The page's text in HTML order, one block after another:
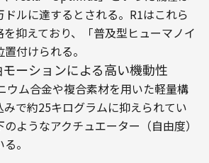
ルに達するとされる。R1はこれら
抑えており、「普及型ヒューマノイ
付けられる。
ーションによる高い機動性
ウム合金や複合素材を用いた軽量構
で約25キログラムに抑えられてい
ようなアクチュエーター（自由度）
。